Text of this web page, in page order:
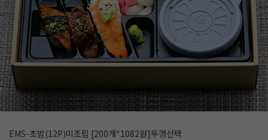
EMS-초밥(12P)미조립 [200개*1082원]뚜껑선택